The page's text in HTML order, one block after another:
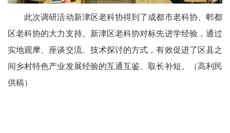
此次调研活动新津区老科协得到了成都市老科协、郫都
区老科协的大力支持。新津区老科协对标先进学经验，通过
实地观摩、座谈交流、技术探讨的方式，有效促进了区县之
间乡村特色产业发展经验的互通互鉴、取长补短。（高利民
供稿）